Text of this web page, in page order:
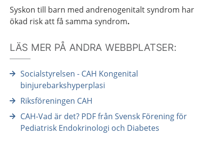
Syskon till barn med andrenogenitalt syndrom har
ökad risk att få samma syndrom.
LÄS MER PÅ ANDRA WEBBPLATSER:
Socialstyrelsen - CAH Kongenital
binjurebarkshyperplasi
Riksföreningen CAH
CAH-Vad är det? PDF från Svensk Förening för
Pediatrisk Endokrinologi och Diabetes